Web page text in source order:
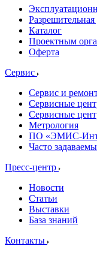
Каталог
Проектным
Оферта
Сервис
Сервис и
Сервисные
Сервисные
Метрология
ПО «ЭМИС-
Часто
Пресс-центр
Новости
Статьи
Выставки
База знаний
Контакты